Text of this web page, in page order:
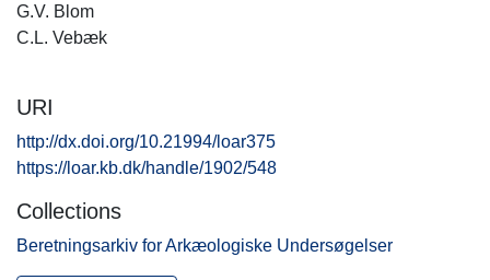
G.V. Blom
C.L. Vebæk
URI
http://dx.doi.org/10.21994/loar375
https://loar.kb.dk/handle/1902/548
Collections
Beretningsarkiv for Arkæologiske Undersøgelser